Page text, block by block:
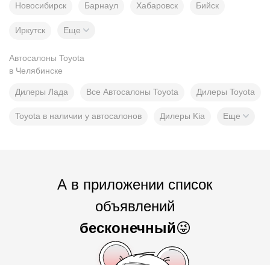
Новосибирск Барнаул Хабаровск Бийск
Иркутск Еще
Автосалоны Toyota
в Челябинске
Дилеры Лада Все Автосалоны Toyota Дилеры Toyota
Toyota в наличии у автосалонов Дилеры Kia Еще
А в приложении список
объявлений
бесконечный😜